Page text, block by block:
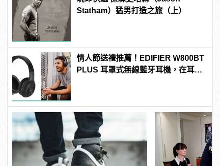
Statham）猛男打造之旅（上）
情人節送禮推薦！EDIFIER W800BT
PLUS 耳罩式無線藍牙耳機，在耳邊